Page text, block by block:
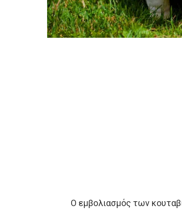
Ο εμβολιασμός των